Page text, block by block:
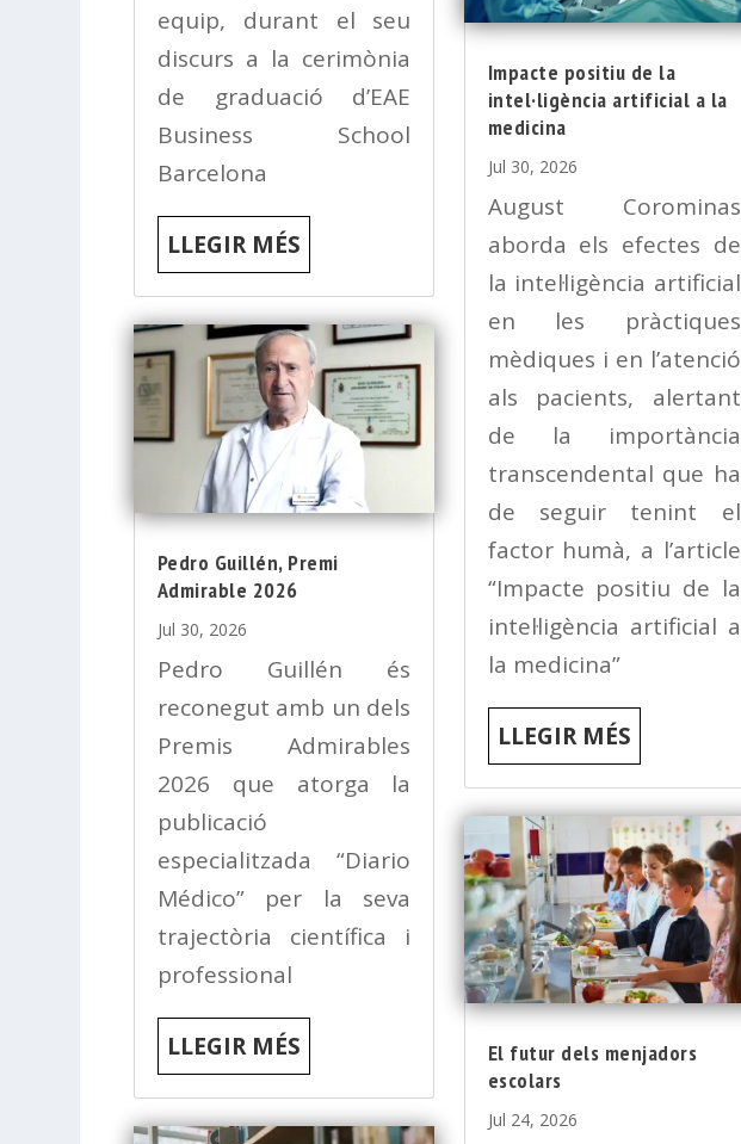
equip, durant el seu
discurs a la cerimònia
de graduació d’EAE
Business School
Barcelona
LLEGIR MÉS
Pedro Guillén, Premi
Admirable 2026
Jul 30, 2026
Pedro Guillén és
reconegut amb un dels
Premis Admirables
2026 que atorga la
publicació
especialitzada “Diario
Médico” per la seva
trajectòria científica i
professional
LLEGIR MÉS
Impacte positiu de la
intel·ligència artificial a la
medicina
Jul 30, 2026
August Corominas
aborda els efectes de
la intel·ligència artificial
en les pràctiques
mèdiques i en l’atenció
als pacients, alertant
de la importància
transcendental que ha
de seguir tenint el
factor humà, a l’article
“Impacte positiu de la
intel·ligència artificial a
la medicina”
LLEGIR MÉS
El futur dels menjadors
escolars
Jul 24, 2026